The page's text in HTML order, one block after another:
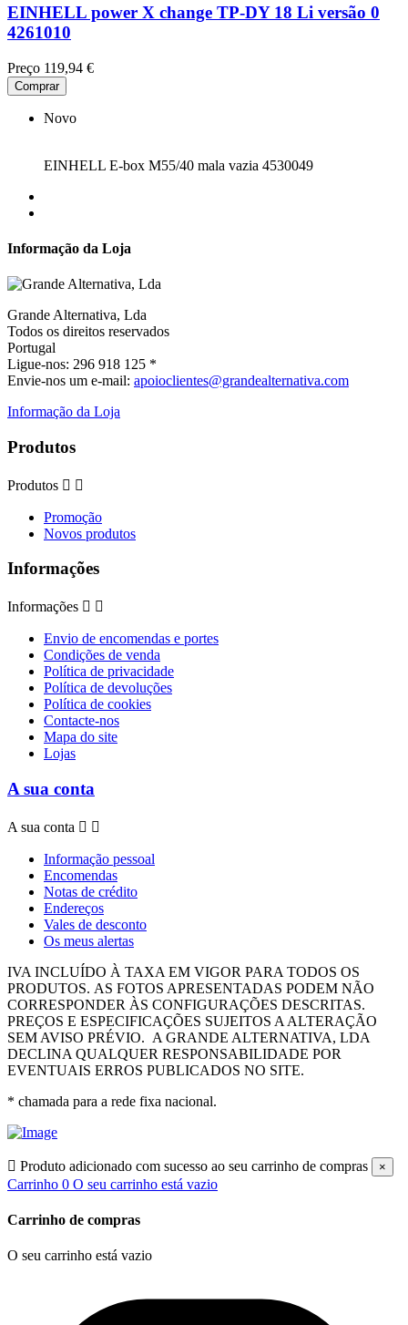
EINHELL power X change TP-DY 18 Li versão 0
4261010
Preço 119,94 €
Comprar
Novo
EINHELL E-box M55/40 mala vazia 4530049
Informação da Loja
Grande Alternativa, Lda
Todos os direitos reservados
Portugal
Ligue-nos: 296 918 125 *
Envie-nos um e-mail: apoioclientes@grandealternativa.com
Informação da Loja
Produtos
Produtos  
Promoção
Novos produtos
Informações
Informações  
Envio de encomendas e portes
Condições de venda
Política de privacidade
Política de devoluções
Política de cookies
Contacte-nos
Mapa do site
Lojas
A sua conta
A sua conta  
Informação pessoal
Encomendas
Notas de crédito
Endereços
Vales de desconto
Os meus alertas
IVA INCLUÍDO À TAXA EM VIGOR PARA TODOS OS
PRODUTOS. AS FOTOS APRESENTADAS PODEM NÃO
CORRESPONDER ÀS CONFIGURAÇÕES DESCRITAS.
PREÇOS E ESPECIFICAÇÕES SUJEITOS A ALTERAÇÃO
SEM AVISO PRÉVIO. A GRANDE ALTERNATIVA, LDA
DECLINA QUALQUER RESPONSABILIDADE POR
EVENTUAIS ERROS PUBLICADOS NO SITE.
* chamada para a rede fixa nacional.
 Produto adicionado com sucesso ao seu carrinho de compras ×
Carrinho 0 O seu carrinho está vazio
Carrinho de compras
O seu carrinho está vazio